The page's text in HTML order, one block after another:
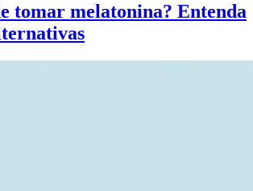
tomar melatonina? Entenda